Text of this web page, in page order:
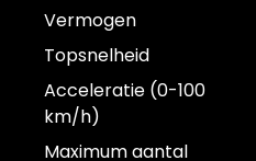
Vermogen
Topsnelheid
Acceleratie (0-100
km/h)
Maximum aantal